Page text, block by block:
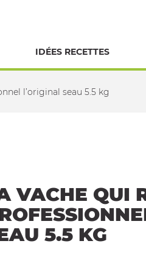
IDÉES RECETTES
l’original seau 5.5 kg
VACHE QUI
5.5 KG